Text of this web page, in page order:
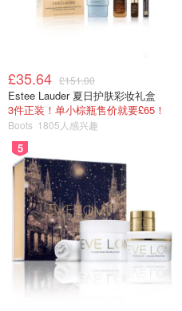
£35.64 £151.00
Estee Lauder 夏日护肤彩妆礼盒
3件正装！单小棕瓶售价就要£65！
Boots 1805人感兴趣
5